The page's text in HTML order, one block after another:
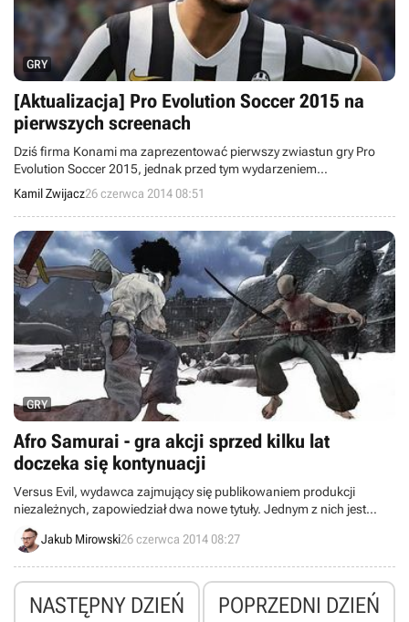
GRY
[Aktualizacja] Pro Evolution Soccer 2015 na
pierwszych screenach
Dziś firma Konami ma zaprezentować pierwszy zwiastun gry Pro
Evolution Soccer 2015, jednak przed tym wydarzeniem
postanowiono podzielić się kilkoma screenami z tegorocznej
odsłony popularnej piłkarskiej serii.
Kamil Zwijacz26 czerwca 2014 08:51
GRY
Afro Samurai - gra akcji sprzed kilku lat
doczeka się kontynuacji
Versus Evil, wydawca zajmujący się publikowaniem produkcji
niezależnych, zapowiedział dwa nowe tytuły. Jednym z nich jest
tworzona przez Redacted Studios kontynuacja Afro Samurai -
wydanej w 2009 roku gry akcji, opartej na mandze o tym samym
Jakub Mirowski26 czerwca 2014 08:27
NASTĘPNY DZIEŃ POPRZEDNI DZIEŃ